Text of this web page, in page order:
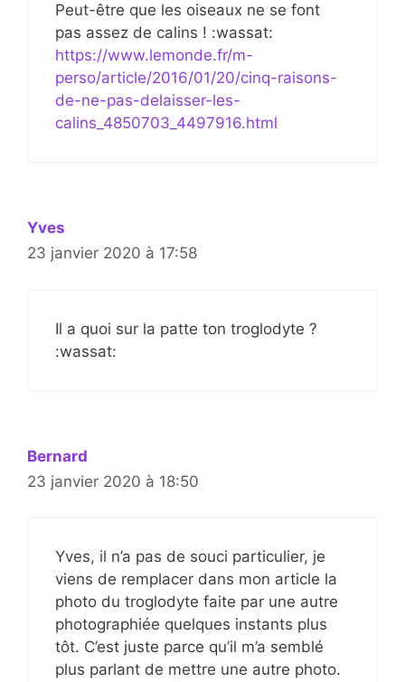
Peut-être que les oiseaux ne se font
pas assez de calins ! :wassat:
https://www.lemonde.fr/m-
perso/article/2016/01/20/cinq-raisons-
de-ne-pas-delaisser-les-
calins_4850703_4497916.html
Yves
23 janvier 2020 à 17:58
Il a quoi sur la patte ton troglodyte ?
:wassat:
Bernard
23 janvier 2020 à 18:50
Yves, il n’a pas de souci particulier, je
viens de remplacer dans mon article la
photo du troglodyte faite par une autre
photographiée quelques instants plus
tôt. C’est juste parce qu’il m’a semblé
plus parlant de mettre une autre photo.